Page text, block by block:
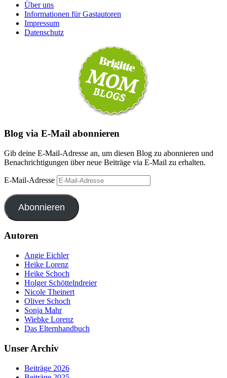
Über uns
Informationen für Gastautoren
Impressum
Datenschutz
Blog via E-Mail abonnieren
Gib deine E-Mail-Adresse an, um diesen Blog zu abonnieren und
Benachrichtigungen über neue Beiträge via E-Mail zu erhalten.
E-Mail-Adresse
Abonnieren
Autoren
Angie Eichler
Heike Lorenz
Heike Schoch
Holger Schöttelndreier
Nicole Theinert
Oliver Schoch
Sonja Mahr
Wiebke Lorenz
Das Elternhandbuch
Unser Archiv
Beiträge 2026